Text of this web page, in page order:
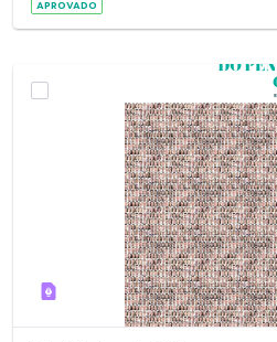
APROVADO